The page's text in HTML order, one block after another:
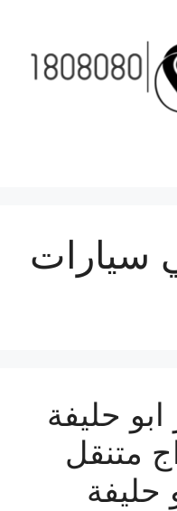
سيارات
حليفة
كراج متنقل
حليفة